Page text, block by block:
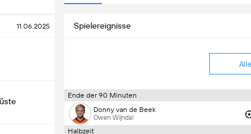
11.06.2025 Spielereignisse
Alle
Ende der 90 Minuten
Donny van de Beek
Owen Wijndal
Halbzeit